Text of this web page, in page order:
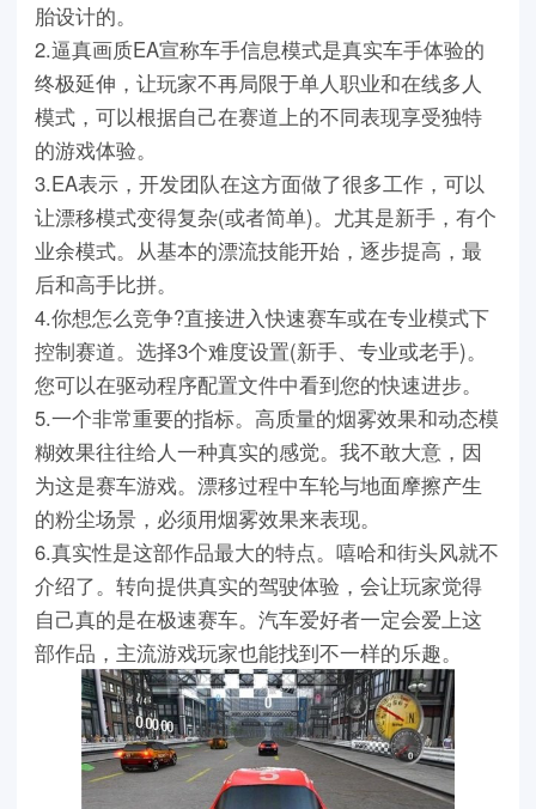
胎设计的。
2.逼真画质EA宣称车手信息模式是真实车手体验的
终极延伸，让玩家不再局限于单人职业和在线多人
模式，可以根据自己在赛道上的不同表现享受独特
的游戏体验。
3.EA表示，开发团队在这方面做了很多工作，可以
让漂移模式变得复杂(或者简单)。尤其是新手，有个
业余模式。从基本的漂流技能开始，逐步提高，最
后和高手比拼。
4.你想怎么竞争?直接进入快速赛车或在专业模式下
控制赛道。选择3个难度设置(新手、专业或老手)。
您可以在驱动程序配置文件中看到您的快速进步。
5.一个非常重要的指标。高质量的烟雾效果和动态模
糊效果往往给人一种真实的感觉。我不敢大意，因
为这是赛车游戏。漂移过程中车轮与地面摩擦产生
的粉尘场景，必须用烟雾效果来表现。
6.真实性是这部作品最大的特点。嘻哈和街头风就不
介绍了。转向提供真实的驾驶体验，会让玩家觉得
自己真的是在极速赛车。汽车爱好者一定会爱上这
部作品，主流游戏玩家也能找到不一样的乐趣。